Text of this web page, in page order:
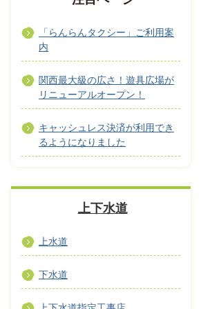
「らんらんタクシー」ご利用案
内
関西最大級の広さ！遊具広場が
リニューアルオープン！
キャッシュレス決済が利用でき
るようになりました
上下水道
上水道
下水道